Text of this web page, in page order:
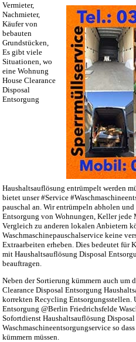
Vermieter,
Nachmieter,
Käufer von
bebauten
Grundstücken,
Es gibt viele
Situationen, wo
eine Wohnung
House Clearance
Disposal
Entsorgung
Haushaltsauflösung entrümpelt werden
bietet unser #Service
pauschal an. Wir entrümpeln abholen
Entsorgung von Wohnungen, Keller jede
Vergleich zu anderen lokalen Anbietern
Waschmaschinepauschalservice keine
Extraarbeiten erheben. Dies bedeutet für
mit Haushaltsauflösung Disposal
beauftragen.
Neben der Sortierung kümmern auch um
Clearance Disposal Entsorgung
korrekten Recycling Entsorgungsstellen.
Entsorgung @Berlin Friedrichsfelde
Sofortdienst Haushaltsauflösung
Waschmaschineentsorgungservice so
kümmern müssen.